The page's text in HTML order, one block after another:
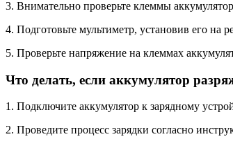
3. Внимательно проверьте клеммы
4. Подготовьте мультиметр, установив его на
5. Проверьте напряжение на клеммах
Что делать, если аккумулятор
1. Подключите аккумулятор к зарядному
2. Проведите процесс зарядки согласно